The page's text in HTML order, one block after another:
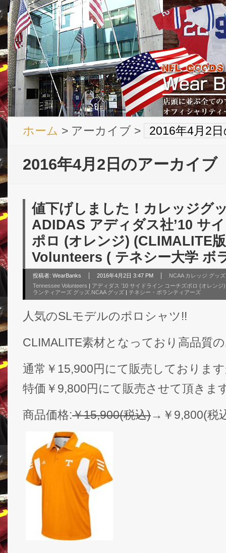
ホーム > アーカイブ > 2016年4月2
2016年4月2日のアーカイブ
値下げしました！カレッジグ
ADIDAS アディダス社’10 サ
ポロ (オレンジ) (CLIMALITE
Volunteers ( テネシー大学 ボ
投稿者: WearBanks 2016年4月2日 3:47 PM
NCAA カレッジ グッ
Tennessee Volunteers | アディダス ’10 サイドライン コーチズポロ (オレンジ
ランティアーズ グッズ.NCAA グッズ | テネシー・ボランティアーズ
人気のSLモデルのポロシャツ!!
CLIMALITE素材となっており高品質
通常￥15,900円にて販売しておりま
特価￥9,800円にて販売させて頂きま
商品価格:￥15,900(税込)→￥9,800(税